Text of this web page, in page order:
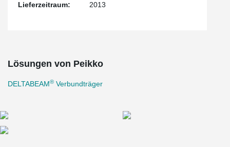
Lieferzeitraum:
2013
Lösungen von Peikko
DELTABEAM® Verbundträger